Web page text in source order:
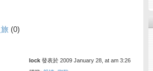
(0)
lock 發表於 2009 January 28, at am 3:26